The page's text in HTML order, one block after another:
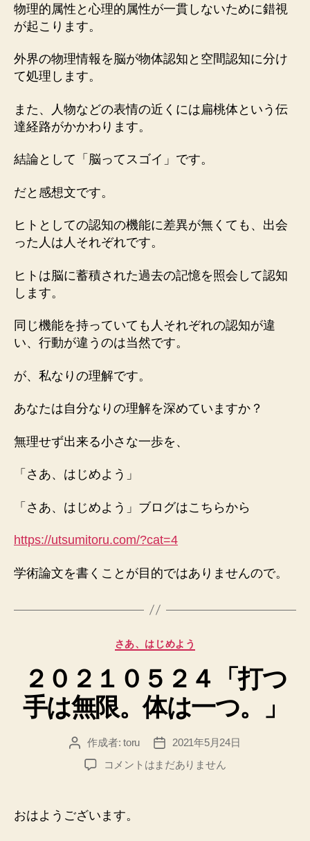
物理的属性と心理的属性が一貫しないために錯視
が起こります。
外界の物理情報を脳が物体認知と空間認知に分け
て処理します。
また、人物などの表情の近くには扁桃体という伝
達経路がかかわります。
結論として「脳ってスゴイ」です。
だと感想文です。
ヒトとしての認知の機能に差異が無くても、出会
った人は人それぞれです。
ヒトは脳に蓄積された過去の記憶を照会して認知
します。
同じ機能を持っていても人それぞれの認知が違
い、行動が違うのは当然です。
が、私なりの理解です。
あなたは自分なりの理解を深めていますか？
無理せず出来る小さな一歩を、
「さあ、はじめよう」
「さあ、はじめよう」ブログはこちらから
https://utsumitoru.com/?cat=4
学術論文を書くことが目的ではありませんので。
カ
ゴ
リ
ー
さあ、はじめよう
２０２１０５２４「打つ
手は無限。体は一つ。」
投
稿
作成者:toru
投
稿
日
2021年5月24日
２
１
０
コメントはまだありません
おはようございます。